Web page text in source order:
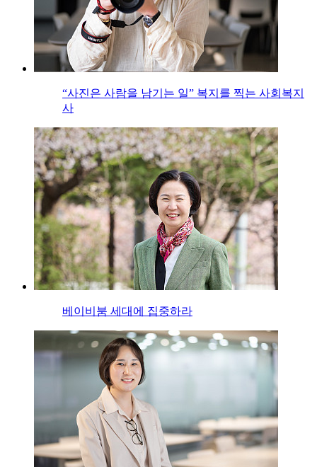
“사진은 사람을 남기는 일” 복지를 찍는 사회복지
사
베이비붐 세대에 집중하라